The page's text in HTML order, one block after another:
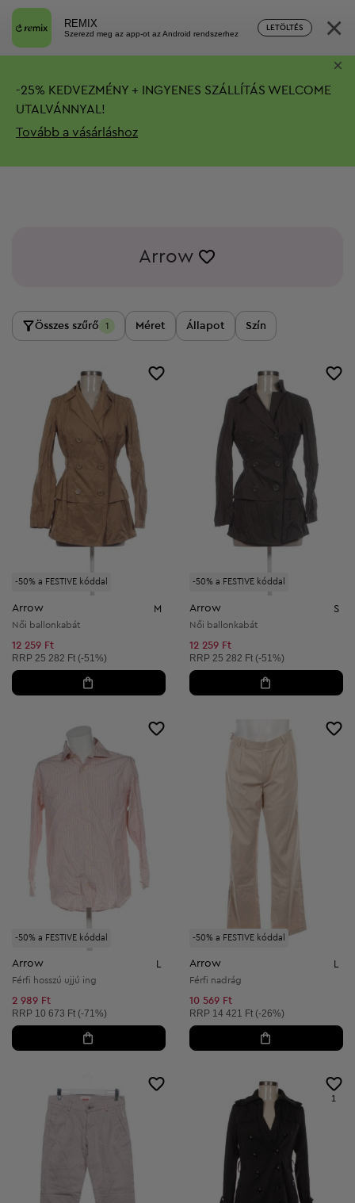
REMIX
Szerezd meg az app-ot az Android rendszerhez
LETÖLTÉS ×
-25% KEDVEZMÉNY + INGYENES SZÁLLÍTÁS WELCOME
UTALVÁNNYAL!
Tovább a vásárláshoz
×
Arrow
Összes szűrő 1 Méret Állapot Szín
-50% a FESTIVE kóddal
Arrow M
Női ballonkabát
12 259 Ft
Ajánlott ár:
RRP 25 282 Ft (-51%)
-50% a FESTIVE kóddal
Arrow S
Női ballonkabát
12 259 Ft
Ajánlott ár:
RRP 25 282 Ft (-51%)
-50% a FESTIVE kóddal
Arrow
Férfi hosszú ujjú ing
2 989 Ft
Ajánlott ár:
RRP 10 673 Ft (-71%)
-50% a FESTIVE kóddal
Arrow
Férfi nadrág
10 569 Ft
Ajánlott ár:
RRP 14 421 Ft (-26%)
1